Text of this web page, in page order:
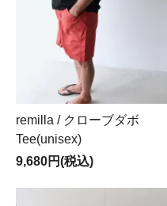
remilla / クローブダボ
Tee(unisex)
9,680円(税込)